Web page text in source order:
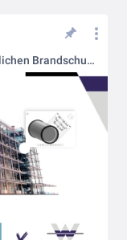
Digitale Planung im baulichen Brandschutz: Neue BIM-Datensätze von Wichmann Brandschutzsysteme